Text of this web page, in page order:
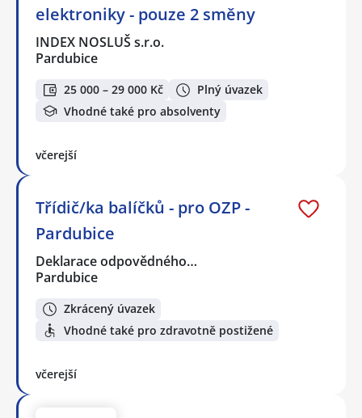
elektroniky - pouze 2 směny
INDEX NOSLUŠ s.r.o.
Pardubice
25 000 – 29 000 Kč
Plný úvazek
Vhodné také pro absolventy
včerejší
Třídič/ka balíčků - pro OZP -
Pardubice
Deklarace odpovědného…
Pardubice
Zkrácený úvazek
Vhodné také pro zdravotně postižené
včerejší